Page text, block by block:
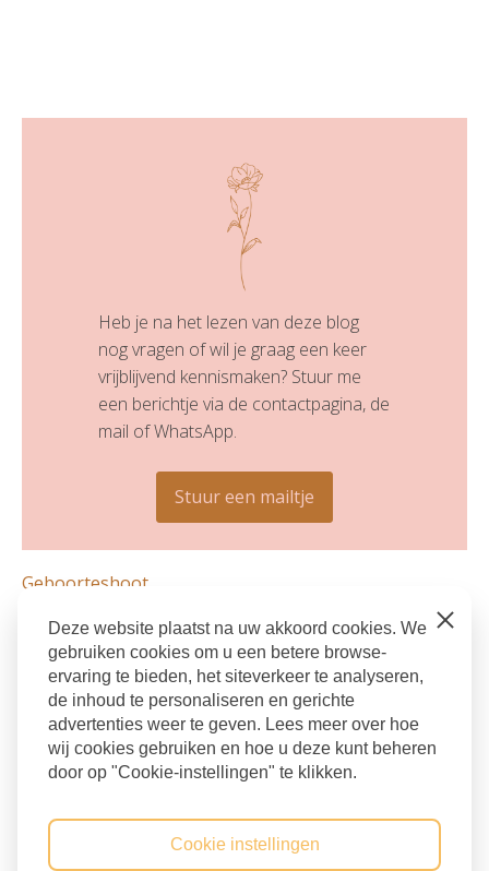
Heb je na het lezen van deze blog
nog vragen of wil je graag een keer
vrijblijvend kennismaken? Stuur me
een berichtje via de contactpagina, de
mail of WhatsApp.
Stuur een mailtje
Geboorteshoot
bevallingsfotograaf,bevallingsfotografie,
Culemborg,geboortefotograaf,
geboortefotograaf den bosch,
Geboortefotograaf utrecht
Terug naar blog
Deze website plaatst na uw akkoord cookies. We
gebruiken cookies om u een betere browse-
ervaring te bieden, het siteverkeer te analyseren,
de inhoud te personaliseren en gerichte
advertenties weer te geven. Lees meer over hoe
wij cookies gebruiken en hoe u deze kunt beheren
door op "Cookie-instellingen" te klikken.
Close
Cookie instellingen